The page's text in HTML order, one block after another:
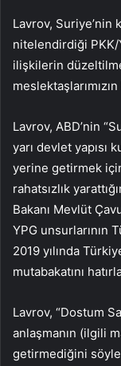
Lavrov, Suriye’nin
nitelendirdiği PKK/
ilişkilerin
Lavrov, ABD’nin
yarı devlet yapısı
yerine getirmek
rahatsızlık
Bakanı Mevlüt
YPG unsurlarının
2019 yılında
mutabakatını
Lavrov, “Dostum
anlaşmanın (ilgili
getirmediğini